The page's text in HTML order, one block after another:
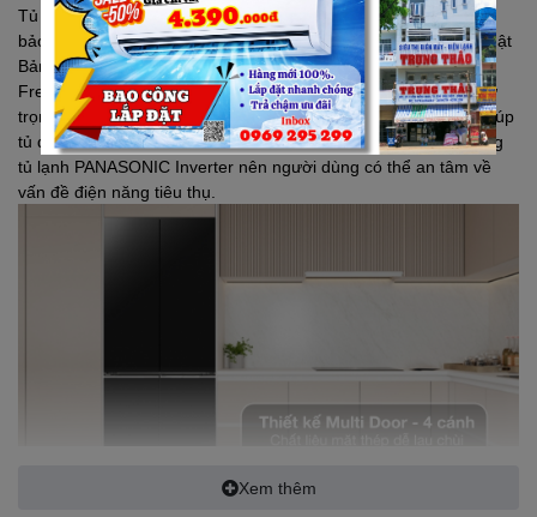
Tủ lạnhPANASONICInverter 510 lít NR-X561BK(VN) là thiết bị
bảo quản thực phẩm cao cấp đến từ thương hiệu uy tín của Nhật
Bản. Tủ có khả năng làm lạnh ổn định, đặc biệt với ngăn Quick
Freezing, toàn bộ thực phẩm đều được cấp đông nhanh để giữ
trọn độ tươi ngon lâu dài. Hơn nữa, công nghệ Ag Clean còn giúp
tủ diệt khuẩn và khử mùi hiệu quả. Đây là sản phẩm thuộc dòng
tủ lạnh PANASONIC Inverter nên người dùng có thể an tâm về
vấn đề điện năng tiêu thụ.
Xem thêm